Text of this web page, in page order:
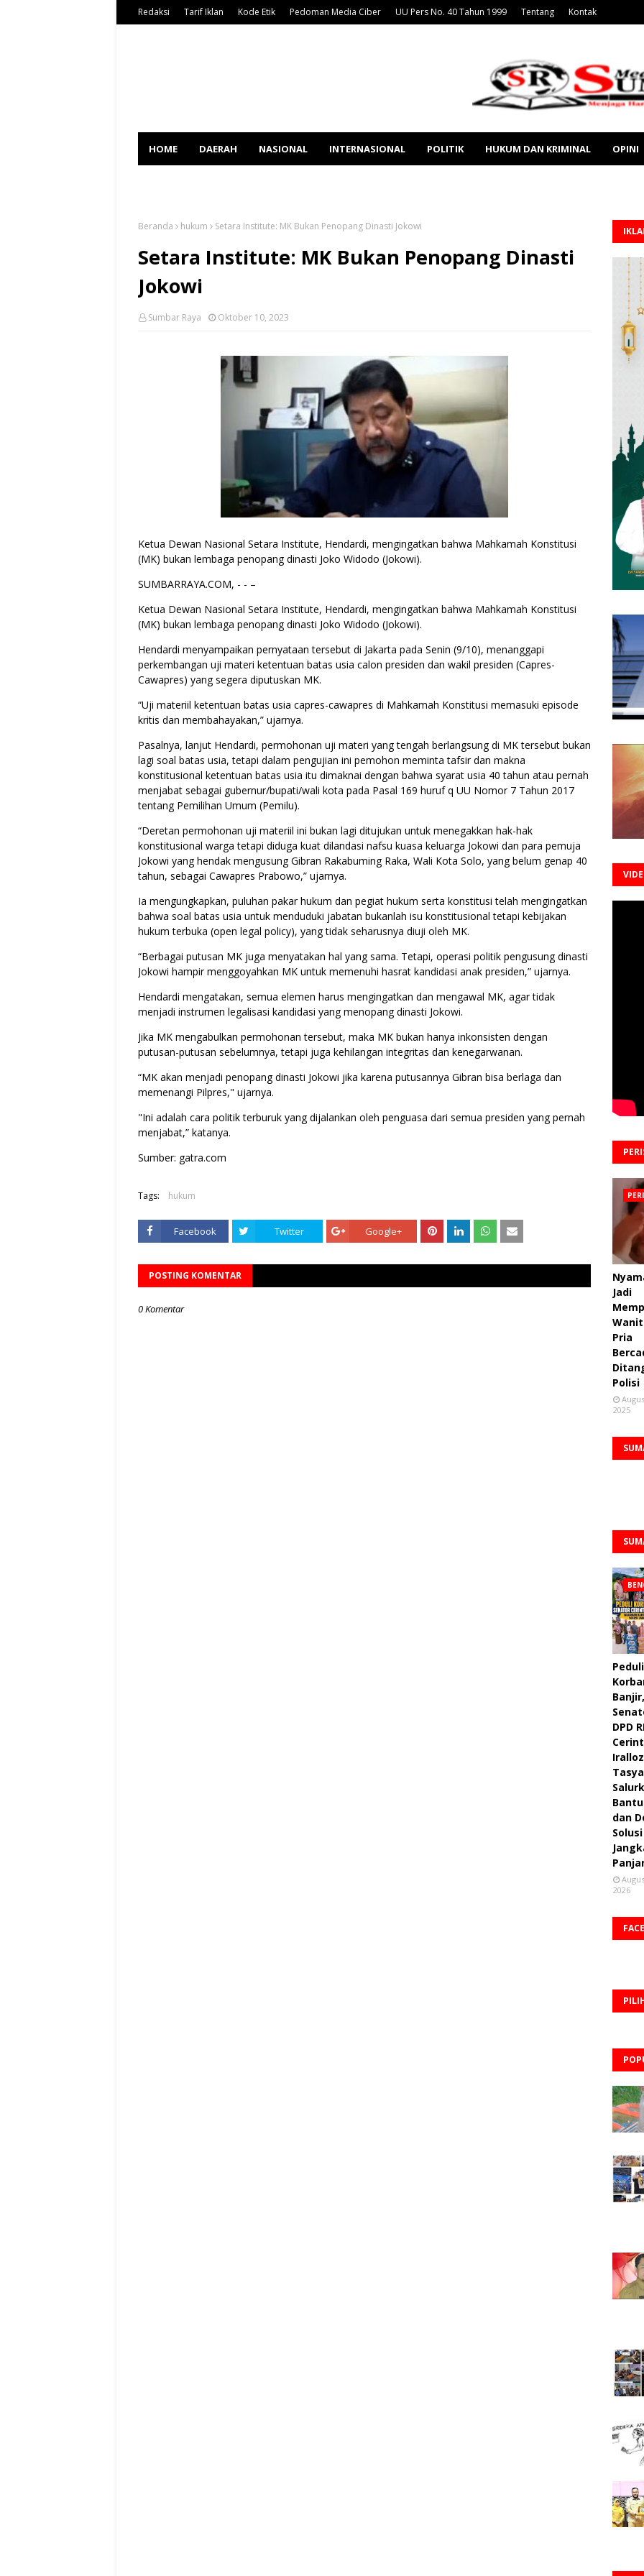
Redaksi Tarif Iklan Kode Etik Pedoman Media Ciber UU Pers No. 40 Tahun 1999 Tentang Kontak
HOME DAERAH NASIONAL INTERNASIONAL POLITIK HUKUM DAN KRIMINAL OPINI
Beranda hukum Setara Institute: MK Bukan Penopang Dinasti Jokowi
Setara Institute: MK Bukan Penopang Dinasti
Jokowi
Sumbar Raya Oktober 10, 2023
Ketua Dewan Nasional Setara Institute, Hendardi, mengingatkan bahwa Mahkamah Konstitusi
(MK) bukan lembaga penopang dinasti Joko Widodo (Jokowi).
SUMBARRAYA.COM, - - –
Ketua Dewan Nasional Setara Institute, Hendardi, mengingatkan bahwa Mahkamah Konstitusi
(MK) bukan lembaga penopang dinasti Joko Widodo (Jokowi).
Hendardi menyampaikan pernyataan tersebut di Jakarta pada Senin (9/10), menanggapi
perkembangan uji materi ketentuan batas usia calon presiden dan wakil presiden (Capres-
Cawapres) yang segera diputuskan MK.
“Uji materiil ketentuan batas usia capres-cawapres di Mahkamah Konstitusi memasuki episode
kritis dan membahayakan,” ujarnya.
Pasalnya, lanjut Hendardi, permohonan uji materi yang tengah berlangsung di MK tersebut bukan
lagi soal batas usia, tetapi dalam pengujian ini pemohon meminta tafsir dan makna
konstitusional ketentuan batas usia itu dimaknai dengan bahwa syarat usia 40 tahun atau pernah
menjabat sebagai gubernur/bupati/wali kota pada Pasal 169 huruf q UU Nomor 7 Tahun 2017
tentang Pemilihan Umum (Pemilu).
“Deretan permohonan uji materiil ini bukan lagi ditujukan untuk menegakkan hak-hak
konstitusional warga tetapi diduga kuat dilandasi nafsu kuasa keluarga Jokowi dan para pemuja
Jokowi yang hendak mengusung Gibran Rakabuming Raka, Wali Kota Solo, yang belum genap 40
tahun, sebagai Cawapres Prabowo,” ujarnya.
Ia mengungkapkan, puluhan pakar hukum dan pegiat hukum serta konstitusi telah mengingatkan
bahwa soal batas usia untuk menduduki jabatan bukanlah isu konstitusional tetapi kebijakan
hukum terbuka (open legal policy), yang tidak seharusnya diuji oleh MK.
“Berbagai putusan MK juga menyatakan hal yang sama. Tetapi, operasi politik pengusung dinasti
Jokowi hampir menggoyahkan MK untuk memenuhi hasrat kandidasi anak presiden,” ujarnya.
Hendardi mengatakan, semua elemen harus mengingatkan dan mengawal MK, agar tidak
menjadi instrumen legalisasi kandidasi yang menopang dinasti Jokowi.
Jika MK mengabulkan permohonan tersebut, maka MK bukan hanya inkonsisten dengan
putusan-putusan sebelumnya, tetapi juga kehilangan integritas dan kenegarwanan.
“MK akan menjadi penopang dinasti Jokowi jika karena putusannya Gibran bisa berlaga dan
memenangi Pilpres," ujarnya.
"Ini adalah cara politik terburuk yang dijalankan oleh penguasa dari semua presiden yang pernah
menjabat,” katanya.
Sumber: gatra.com
Tags: hukum
Facebook Twitter Google+
POSTING KOMENTAR
0 Komentar
Jadi
Pria
Polisi
2025
Peduli
Banjir,
DPD
Cerint
Tasya
dan
Solusi
2026